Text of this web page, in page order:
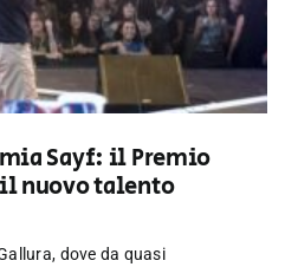
Sayf: il Premio
nuovo talento
dove da quasi